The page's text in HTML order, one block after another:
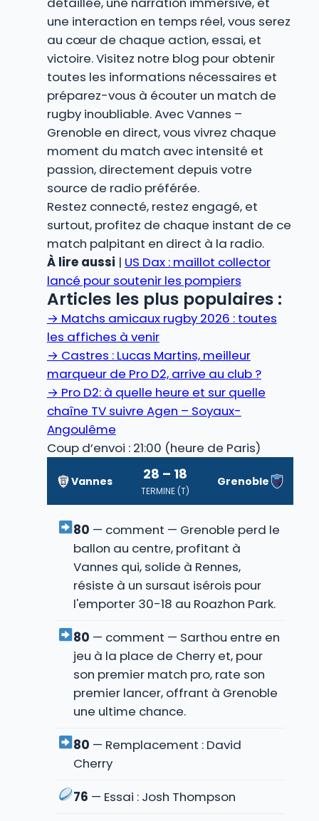
une interaction en temps réel, vous serez
au cœur de chaque action, essai, et
victoire. Visitez notre blog pour obtenir
toutes les informations nécessaires et
préparez-vous à écouter un match de
rugby inoubliable. Avec Vannes –
Grenoble en direct, vous vivrez chaque
moment du match avec intensité et
passion, directement depuis votre
source de radio préférée.
Restez connecté, restez engagé, et
surtout, profitez de chaque instant de ce
match palpitant en direct à la radio.
À lire aussi | US Dax : maillot collector
lancé pour soutenir les pompiers
Articles les plus populaires :
→ Matchs amicaux rugby 2026 : toutes
les affiches à venir
→ Castres : Lucas Martins, meilleur
marqueur de Pro D2, arrive au club ?
→ Pro D2: à quelle heure et sur quelle
chaîne TV suivre Agen – Soyaux-
Angoulême
Coup d’envoi : 21:00 (heure de Paris)
Vannes 28 – 18
TERMINE (T)
Grenoble
80 — comment — Grenoble perd le
ballon au centre, profitant à
Vannes qui, solide à Rennes,
résiste à un sursaut isérois pour
l'emporter 30-18 au Roazhon Park.
80 — comment — Sarthou entre en
jeu à la place de Cherry et, pour
son premier match pro, rate son
premier lancer, offrant à Grenoble
une ultime chance.
80 — Remplacement : David
Cherry
76 — Essai : Josh Thompson